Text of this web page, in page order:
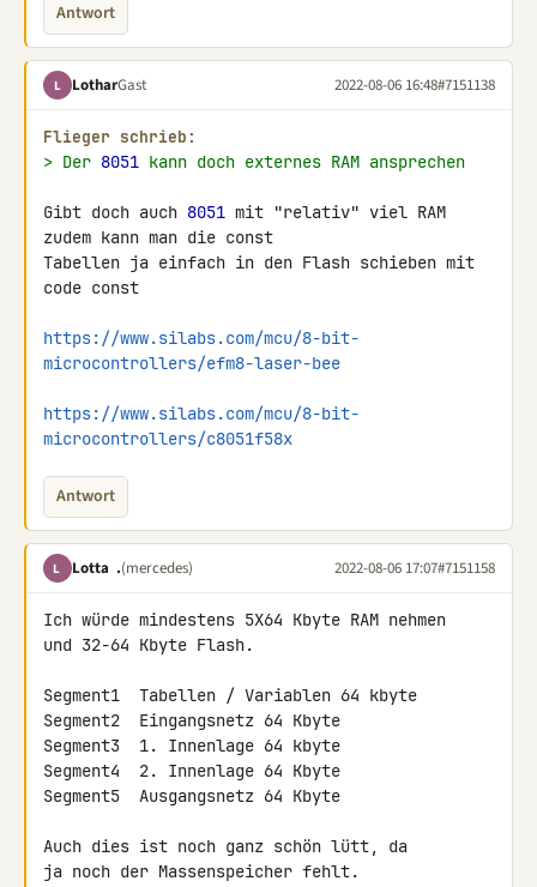
Antwort
L LotharGast 2022-08-06 16:48#7151138
Flieger schrieb:
> Der 8051 kann doch externes RAM ansprechen
Gibt doch auch 8051 mit "relativ" viel RAM
zudem kann man die const
Tabellen ja einfach in den Flash schieben mit
code const
https://www.silabs.com/mcu/8-bit-
microcontrollers/efm8-laser-bee
https://www.silabs.com/mcu/8-bit-
microcontrollers/c8051f58x
Antwort
L Lotta .(mercedes) 2022-08-06 17:07#7151158
Ich würde mindestens 5X64 Kbyte RAM nehmen
und 32-64 Kbyte Flash.
Segment1  Tabellen / Variablen 64 kbyte
Segment2  Eingangsnetz 64 Kbyte
Segment3  1. Innenlage 64 kbyte
Segment4  2. Innenlage 64 Kbyte
Segment5  Ausgangsnetz 64 Kbyte
Auch dies ist noch ganz schön lütt, da
ja noch der Massenspeicher fehlt.